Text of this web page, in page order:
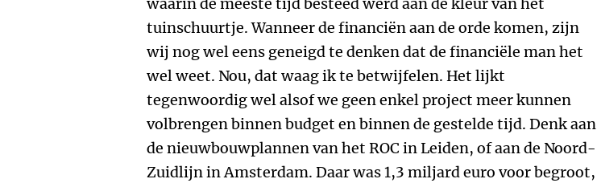
tuinschuurtje. Wanneer de financiën aan de orde komen, zijn
wij nog wel eens geneigd te denken dat de financiële man het
wel weet. Nou, dat waag ik te betwijfelen. Het lijkt
tegenwoordig wel alsof we geen enkel project meer kunnen
volbrengen binnen budget en binnen de gestelde tijd. Denk aan
de nieuwbouwplannen van het ROC in Leiden, of aan de Noord-
Zuidlijn in Amsterdam. Daar was 1,3 miljard euro voor begroot,